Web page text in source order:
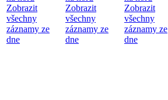
Zobrazit
všechny
záznamy ze
dne
Zobrazit
všechny
záznamy ze
dne
Zobrazit
všechny
záznamy ze
dne